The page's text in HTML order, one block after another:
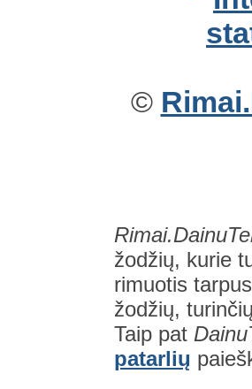
©
žodžių, kurie
rimuotis
žodžių,
Taip pat
patarlių